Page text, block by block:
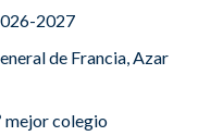
2027
de Francia, Azar
mejor colegio